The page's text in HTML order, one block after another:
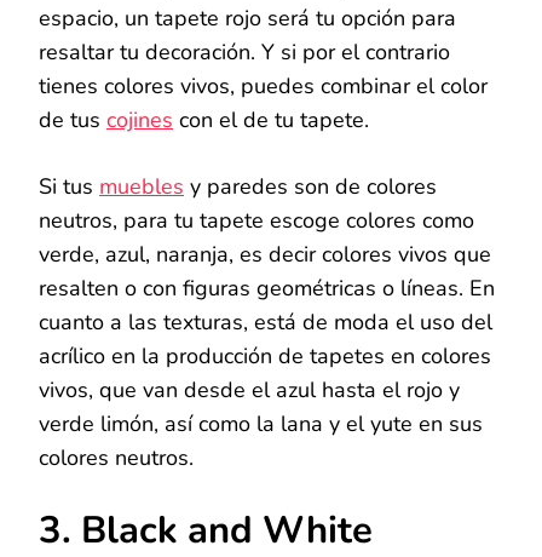
espacio, un tapete rojo será tu opción para
resaltar tu decoración. Y si por el contrario
tienes colores vivos, puedes combinar el color
de tus cojines con el de tu tapete.
Si tus muebles y paredes son de colores
neutros, para tu tapete escoge colores como
verde, azul, naranja, es decir colores vivos que
resalten o con figuras geométricas o líneas. En
cuanto a las texturas, está de moda el uso del
acrílico en la producción de tapetes en colores
vivos, que van desde el azul hasta el rojo y
verde limón, así como la lana y el yute en sus
colores neutros.
3. Black and White